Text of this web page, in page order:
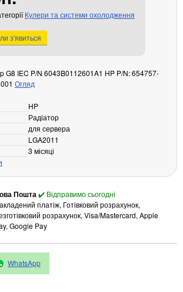
Кулери та системи охолодження
з'явиться
G8 IEC P/N 6043B0112601A1 HP P/N: 654757-
Огляд
HP
Радіатор
для сервера
LGA2011
3 місяці
Пошта✔️ Відправимо сьогодні
платіж, Готівковий розрахунок,
розрахунок, Visa/Mastercard, Apple
Google Pay
WhatsApp